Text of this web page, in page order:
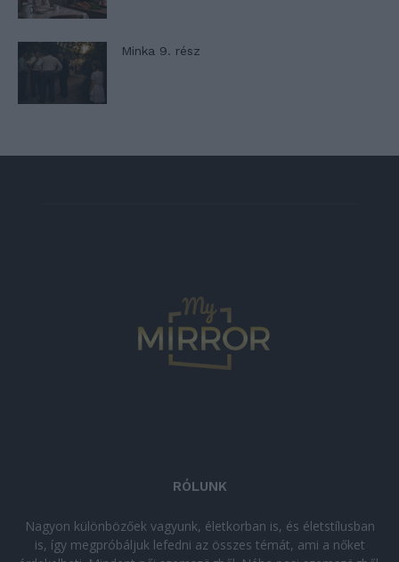
Minka 9. rész
RÓLUNK
Nagyon különbözőek vagyunk, életkorban is, és életstílusban
is, így megpróbáljuk lefedni az összes témát, ami a nőket